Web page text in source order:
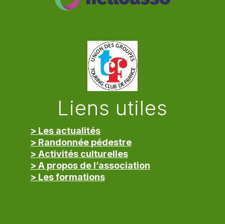
Liens utiles
> Les actualités
> Randonnée pédestre
> Activités culturelles
> A propos de l’association
> Les formations